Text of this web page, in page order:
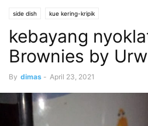
side dish kue kering-kripik
kebayang
Brownies by
By dimas - April 23, 2021